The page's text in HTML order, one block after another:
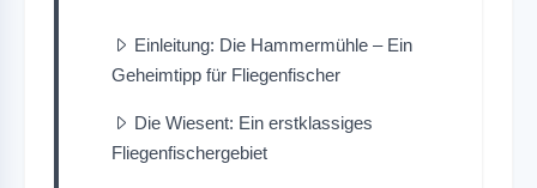
Einleitung: Die Hammermühle – Ein
Geheimtipp für Fliegenfischer
Die Wiesent: Ein erstklassiges
Fliegenfischergebiet